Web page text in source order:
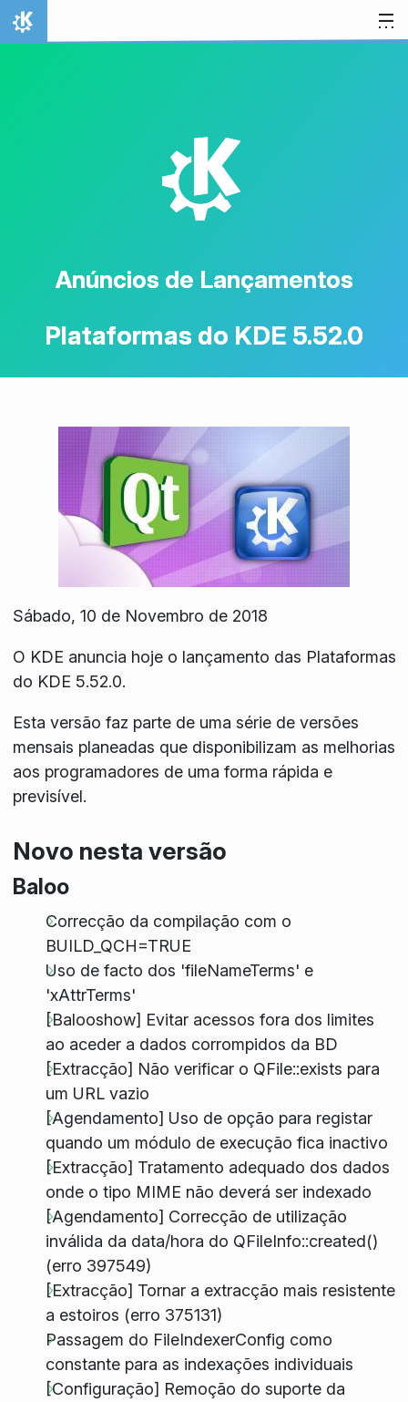
Ir para o conteúdo
Início
K
Anúncios de Lançamentos
Plataformas do KDE 5.52.0
Sábado, 10 de Novembro de 2018
O KDE anuncia hoje o lançamento das Plataformas
do KDE 5.52.0.
Esta versão faz parte de uma série de versões
mensais planeadas que disponibilizam as melhorias
aos programadores de uma forma rápida e
previsível.
Novo nesta versão
Baloo
Correcção da compilação com o
BUILD_QCH=TRUE
Uso de facto dos 'fileNameTerms' e
'xAttrTerms'
[Balooshow] Evitar acessos fora dos limites
ao aceder a dados corrompidos da BD
[Extracção] Não verificar o QFile::exists para
um URL vazio
[Agendamento] Uso de opção para registar
quando um módulo de execução fica inactivo
[Extracção] Tratamento adequado dos dados
onde o tipo MIME não deverá ser indexado
[Agendamento] Correcção de utilização
inválida da data/hora do QFileInfo::created()
(erro 397549)
[Extracção] Tornar a extracção mais resistente
a estoiros (erro 375131)
Passagem do FileIndexerConfig como
constante para as indexações individuais
[Configuração] Remoção do suporte da